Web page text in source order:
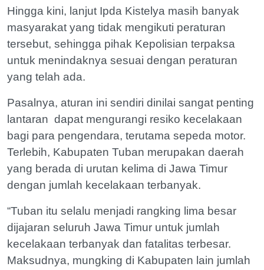
Hingga kini, lanjut Ipda Kistelya masih banyak
masyarakat yang tidak mengikuti peraturan
tersebut, sehingga pihak Kepolisian terpaksa
untuk menindaknya sesuai dengan peraturan
yang telah ada.
Pasalnya, aturan ini sendiri dinilai sangat penting
lantaran dapat mengurangi resiko kecelakaan
bagi para pengendara, terutama sepeda motor.
Terlebih, Kabupaten Tuban merupakan daerah
yang berada di urutan kelima di Jawa Timur
dengan jumlah kecelakaan terbanyak.
“Tuban itu selalu menjadi rangking lima besar
dijajaran seluruh Jawa Timur untuk jumlah
kecelakaan terbanyak dan fatalitas terbesar.
Maksudnya, mungking di Kabupaten lain jumlah